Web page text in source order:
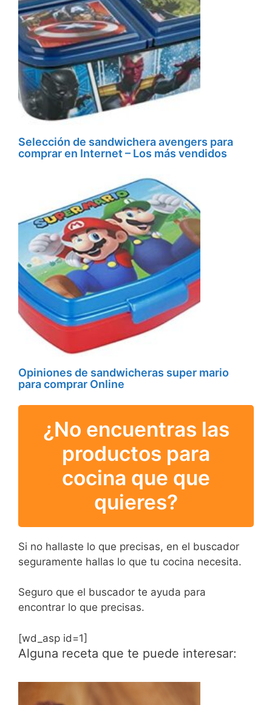
Selección de sandwichera avengers para
comprar en Internet – Los más vendidos
Opiniones de sandwicheras super mario
para comprar Online
¿No encuentras las
productos para
cocina que que
quieres?
Si no hallaste lo que precisas, en el buscador
seguramente hallas lo que tu cocina necesita.
Seguro que el buscador te ayuda para
encontrar lo que precisas.
[wd_asp id=1]
Alguna receta que te puede interesar: